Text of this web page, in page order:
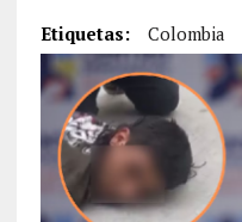
Etiquetas: Colombia